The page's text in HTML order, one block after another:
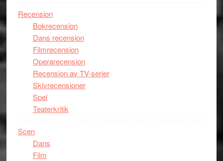
Recension
Bokrecension
Dans recension
Filmrecension
Operarecension
Recension av TV-serier
Skivrecensioner
Spel
Teaterkritik
Scen
Dans
Film